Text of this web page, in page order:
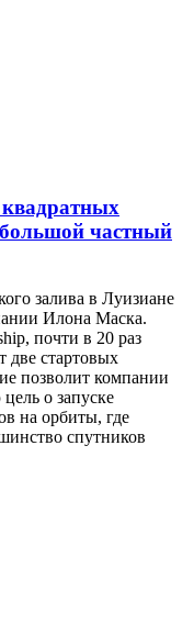
квадратных
частный
залива в Луизиане
Илона Маска.
почти в 20 раз
две стартовых
позволит компании
о запуске
на орбиты, где
спутников